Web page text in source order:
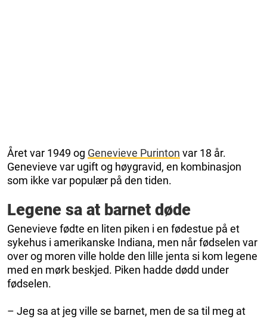
Året var 1949 og Genevieve Purinton var 18 år.
Genevieve var ugift og høygravid, en kombinasjon
som ikke var populær på den tiden.
Legene sa at barnet døde
Genevieve fødte en liten piken i en fødestue på et
sykehus i amerikanske Indiana, men når fødselen var
over og moren ville holde den lille jenta si kom legene
med en mørk beskjed. Piken hadde dødd under
fødselen.
– Jeg sa at jeg ville se barnet, men de sa til meg at